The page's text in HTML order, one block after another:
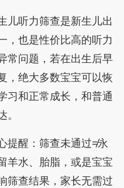
儿听力筛查是新生儿出
，也是性价比高的听力
常问题，若在出生后早
，绝大多数宝宝可以恢
习和正常成长，和普通
提醒：筛查未通过≠永
羊水、胎脂，或是宝宝
筛查结果，家长无需过